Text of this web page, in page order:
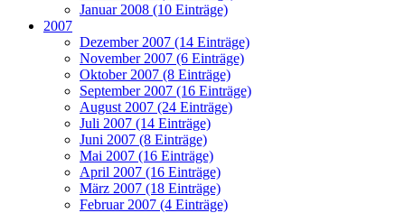
Januar 2008 (10 Einträge)
2007
Dezember 2007 (14 Einträge)
November 2007 (6 Einträge)
Oktober 2007 (8 Einträge)
September 2007 (16 Einträge)
August 2007 (24 Einträge)
Juli 2007 (14 Einträge)
Juni 2007 (8 Einträge)
Mai 2007 (16 Einträge)
April 2007 (16 Einträge)
März 2007 (18 Einträge)
Februar 2007 (4 Einträge)